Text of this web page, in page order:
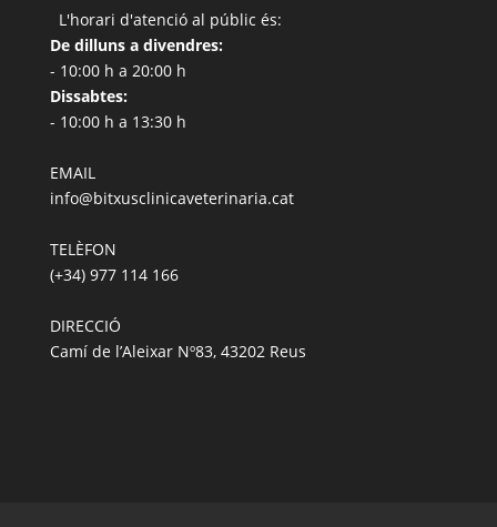
L'horari d'atenció al públic és:
De dilluns a divendres:
- 10:00 h a 20:00 h
Dissabtes:
- 10:00 h a 13:30 h
EMAIL
info@bitxusclinicaveterinaria.cat
TELÈFON
(+34) 977 114 166
DIRECCIÓ
Camí de l’Aleixar Nº83, 43202 Reus